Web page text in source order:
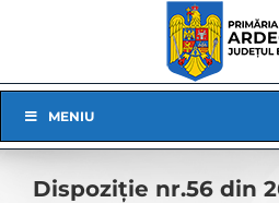
Navigation
MENIU
Dispoziție nr.56 din